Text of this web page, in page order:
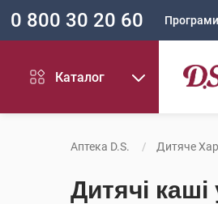
0 800 30 20 60 Програми
Каталог
Аптека D.S. Дитяче
Дитячі каші